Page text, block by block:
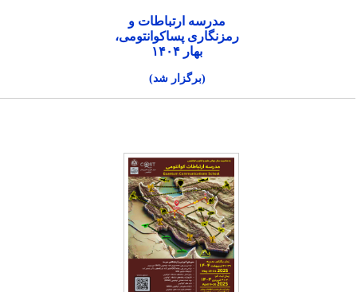
مدرسه ارتباطات و
رمزنگاری پساکوانتومی،
بهار ۱۴۰۴
(برگزار شد)